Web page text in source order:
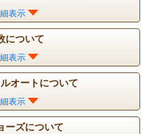
表示
について
表示
オートについて
表示
ーズについて